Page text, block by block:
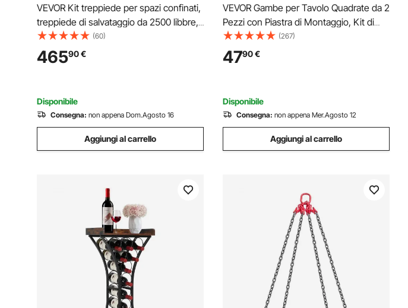
VEVOR Kit treppiede per spazi confinati,
treppiede di salvataggio da 2500 libbre,
gambe da 1,6 a 2,45 m Cavo da 30 m
imbracatura, borsa di stoccaggio per
spazi ristretti tradizionali
(60)
46590€
Disponibile
Consegna: non appena Dom.Agosto 16
Aggiungi al carrello
VEVOR Gambe per Tavolo Quadrate da 2
Pezzi con Piastra di Montaggio, Kit di
Gambe per Scrivania Lunghezza 71 cm
in Acciaio Capacità Carico max. 454 kg,
Gambe per Mobili per Tavolo da Casa
(267)
4790€
Disponibile
Consegna: non appena Mer.Agosto 12
Aggiungi al carrello